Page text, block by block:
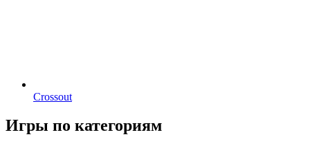
Crossout
Игры по категориям